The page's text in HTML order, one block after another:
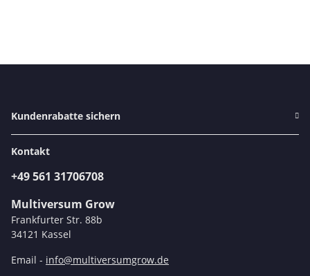
Kundenrabatte sichern
Kontakt
+49 561 31706708
Multiversum Grow
Frankfurter Str. 88b
34121 Kassel
Email - info@multiversumgrow.de